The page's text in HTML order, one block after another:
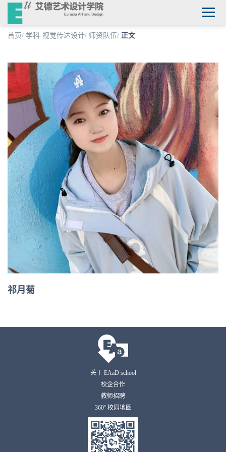
首页/ 学科-视觉传达设计/ 师资队伍/ 正文
祁月菊
关于 EAaD school
校企合作
教师招聘
360º 校园地图